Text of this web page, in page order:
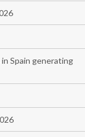
Spain generating